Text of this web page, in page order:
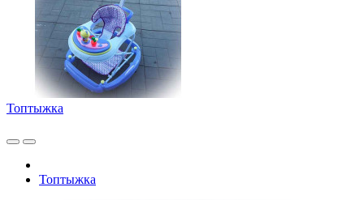
Топтыжка
Топтыжка